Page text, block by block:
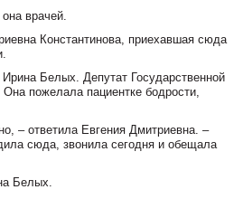
врачей.
Константинова, приехавшая сюда
Белых. Депутат Государственной
пожелала пациентке бодрости,
– ответила Евгения Дмитриевна. –
сюда, звонила сегодня и обещала
Белых.